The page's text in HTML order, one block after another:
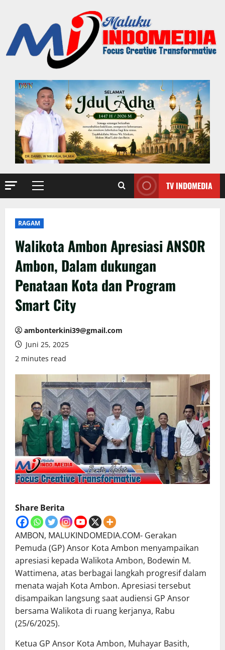
TV INDOMEDIA
RAGAM
Walikota Ambon Apresiasi ANSOR
Ambon, Dalam dukungan
Penataan Kota dan Program
Smart City
ambonterkini39@gmail.com
Juni 25, 2025
2 minutes read
Share Berita
AMBON, MALUKINDOMEDIA.COM- Gerakan
Pemuda (GP) Ansor Kota Ambon menyampaikan
apresiasi kepada Walikota Ambon, Bodewin M.
Wattimena, atas berbagai langkah progresif dalam
menata wajah Kota Ambon. Apresiasi tersebut
disampaikan langsung saat audiensi GP Ansor
bersama Walikota di ruang kerjanya, Rabu
(25/6/2025).
Ketua GP Ansor Kota Ambon, Muhayar Basith,